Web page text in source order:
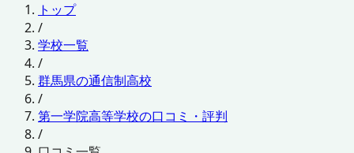
トップ
/
学校一覧
/
群馬県の通信制高校
/
第一学院高等学校の口コミ・評判
/